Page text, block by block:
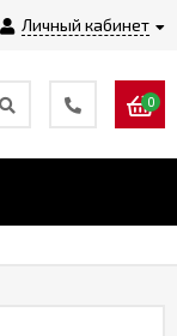
Личный кабинет
0